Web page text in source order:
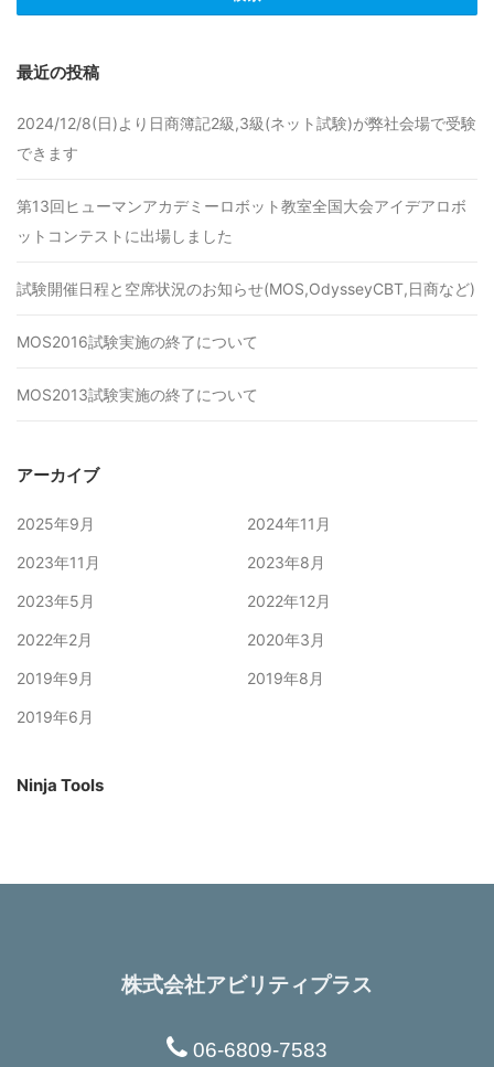
最近の投稿
2024/12/8(日)より日商簿記2級,3級(ネット試験)が弊社会場で受験
できます
第13回ヒューマンアカデミーロボット教室全国大会アイデアロボ
ットコンテストに出場しました
試験開催日程と空席状況のお知らせ(MOS,OdysseyCBT,日商など)
MOS2016試験実施の終了について
MOS2013試験実施の終了について
アーカイブ
2025年9月 2024年11月
2023年11月 2023年8月
2023年5月 2022年12月
2022年2月 2020年3月
2019年9月 2019年8月
2019年6月
Ninja Tools
株式会社アビリティプラス